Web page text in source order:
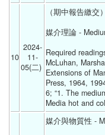
10
2024-
11-
05(二)
（期中報告繳交）
媒介理論 -
Required
McLuhan,
Extensions of
Press, 1964,
6; “1. The
Media hot and
媒介與物質性 -